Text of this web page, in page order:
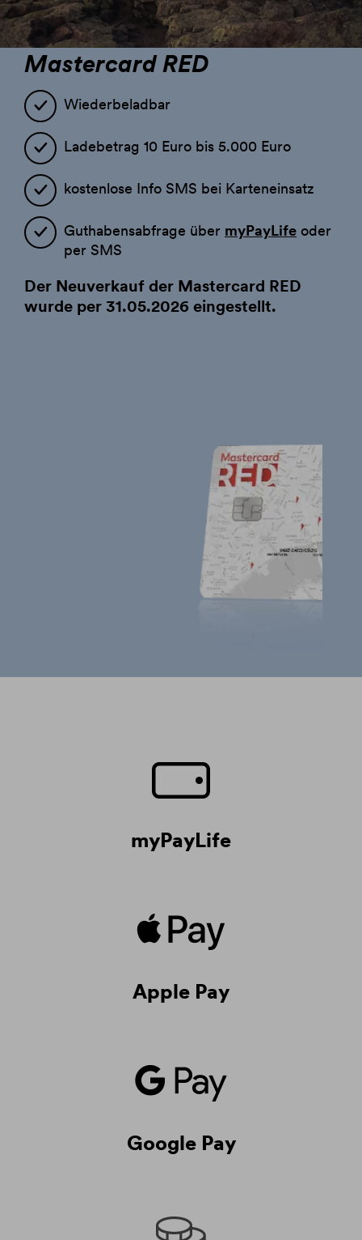
Serviceportal PayLife
PayLife App
Internet Sicherheit
Mastercard RED
Wiederbeladbar
Ladebetrag 10 Euro bis 5.000 Euro
kostenlose Info SMS bei Karteneinsatz
Guthabensabfrage über myPayLife oder
per SMS
Der Neuverkauf der Mastercard RED
wurde per 31.05.2026 eingestellt.
myPayLife
Apple Pay
Google Pay